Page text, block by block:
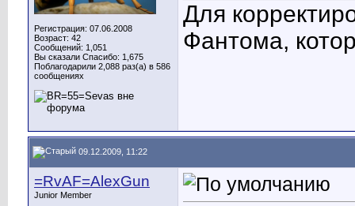
Регистрация: 07.06.2008
Возраст: 42
Сообщений: 1,051
Вы сказали Спасибо: 1,675
Поблагодарили 2,088 раз(а) в 586
сообщениях
Для
Фантома,
09.12.2009, 11:22
=RvAF=AlexGun
Junior Member